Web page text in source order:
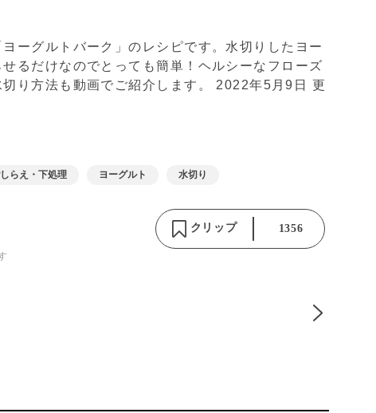
ーグルトバーク」のレシピです。水切りしたヨー
るだけなのでとっても簡単！ヘルシーなフローズ
り方法も動画でご紹介します。 2022年5月9日 更
らえ・下処理 ヨーグルト 水切り
クリップ 1356